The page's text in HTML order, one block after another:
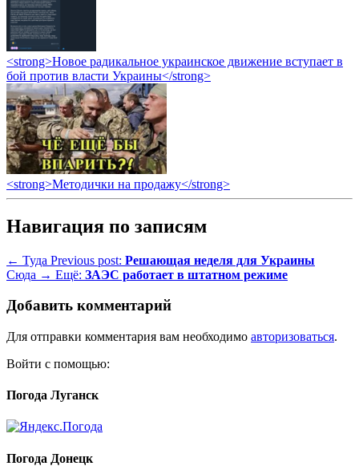
<strong>Новое радикальное украинское движение вступает в
бой против власти Украины</strong>
<strong>Методички на продажу</strong>
Навигация по записям
← Туда Previous post: Решающая неделя для Украины
Сюда → Ещё: ЗАЭС работает в штатном режиме
Добавить комментарий
Для отправки комментария вам необходимо авторизоваться.
Войти с помощью:
Погода Луганск
Погода Донецк